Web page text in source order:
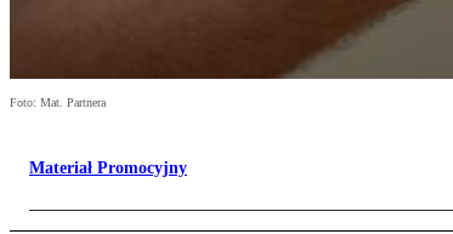
Foto: Mat. Partnera
Materiał Promocyjny